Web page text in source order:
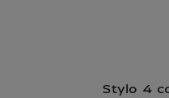
Stylo 4